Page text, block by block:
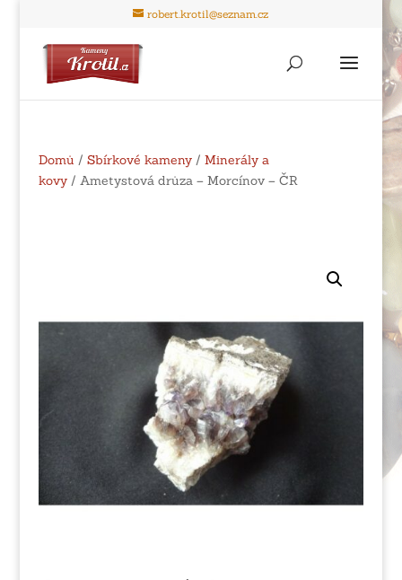
robert.krotil@seznam.cz
Domů / Sbírkové kameny/ Minerály a
kovy/ Ametystová drůza – Morcínov – ČR